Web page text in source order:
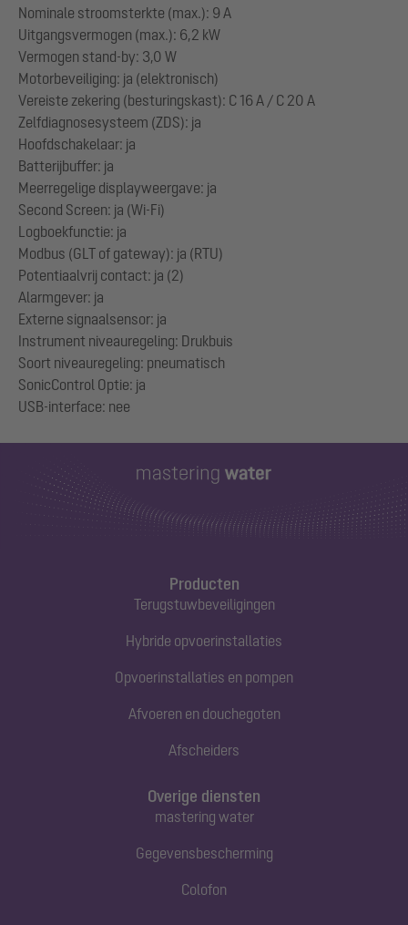
Nominale stroomsterkte (max.): 9 A
Uitgangsvermogen (max.): 6,2 kW
Vermogen stand-by: 3,0 W
Motorbeveiliging: ja (elektronisch)
Vereiste zekering (besturingskast): C 16 A / C 20 A
Zelfdiagnosesysteem (ZDS): ja
Hoofdschakelaar: ja
Batterijbuffer: ja
Meerregelige displayweergave: ja
Second Screen: ja (Wi-Fi)
Logboekfunctie: ja
Modbus (GLT of gateway): ja (RTU)
Potentiaalvrij contact: ja (2)
Alarmgever: ja
Externe signaalsensor: ja
Instrument niveauregeling: Drukbuis
Soort niveauregeling: pneumatisch
SonicControl Optie: ja
Producten
Terugstuwbeveiligingen
Hybride opvoerinstallaties
Opvoerinstallaties en pompen
Afvoeren en douchegoten
Afscheiders
Overige diensten
mastering water
Gegevensbescherming
Colofon